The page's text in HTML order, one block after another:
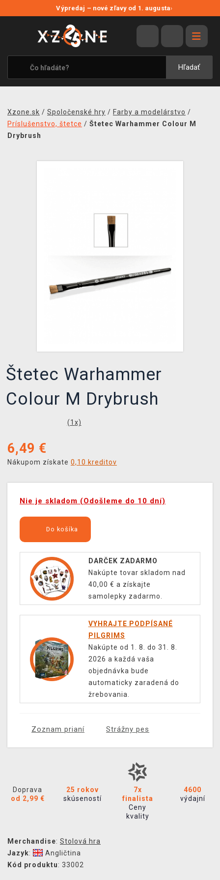
Výpredaj – nové zľavy od 1. augusta›
Hľadať
VÝPREDAJ
VIDEOHRY
XZONE ORIGINALS
TEMATIKY
MERCHANDISE
Xzone.sk / Spoločenské hry / Farby a modelárstvo /
Príslušenstvo, štetce / Štetec Warhammer Colour M
Drybrush
Štetec Warhammer
Colour M Drybrush
(1 x)
6,49 €
Nákupom získate 0,10 kreditov
Nie je skladom (Odošleme do 10 dní)
Do košíka
DARČEK ZADARMO
Nakúpte tovar skladom nad
40,00 € a získajte
samolepky zadarmo.
VYHRAJTE PODPÍSANÉ
PILGRIMS
Nakúpte od 1. 8. do 31. 8.
2026 a každá vaša
objednávka bude
automaticky zaradená do
žrebovania.
Zoznam prianí Strážny pes
Doprava
od 2,99 €
25 rokov
skúseností
7x
finalista
Ceny
kvality
4600
výdajní
Merchandise: Stolová hra
Jazyk:
Angličtina
Kód produktu: 33002